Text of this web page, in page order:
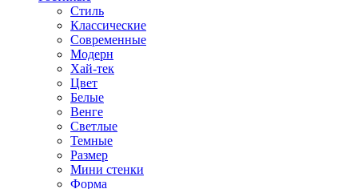
Стиль
Классические
Современные
Модерн
Хай-тек
Цвет
Белые
Венге
Светлые
Темные
Размер
Мини стенки
Форма